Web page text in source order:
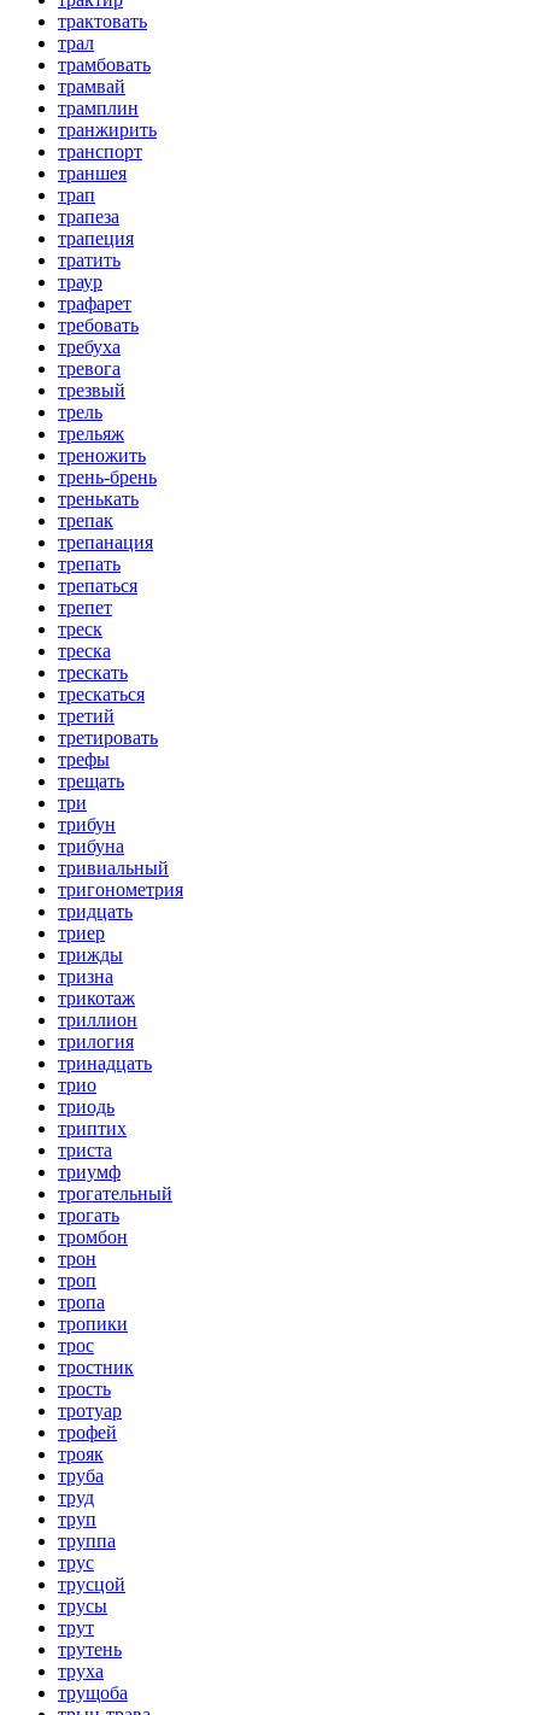
трактовать
трал
трамбовать
трамвай
трамплин
транжирить
транспорт
траншея
трап
трапеза
трапеция
тратить
траур
трафарет
требовать
требуха
тревога
трезвый
трель
трельяж
треножить
трень-брень
тренькать
трепак
трепанация
трепать
трепаться
трепет
треск
треска
трескать
трескаться
третий
третировать
трефы
трещать
три
трибун
трибуна
тривиальный
тригонометрия
тридцать
триер
трижды
тризна
трикотаж
триллион
трилогия
тринадцать
трио
триодь
триптих
триста
триумф
трогательный
трогать
тромбон
трон
троп
тропа
тропики
трос
тростник
трость
тротуар
трофей
трояк
труба
труд
труп
труппа
трус
трусцой
трусы
трут
трутень
труха
трущоба